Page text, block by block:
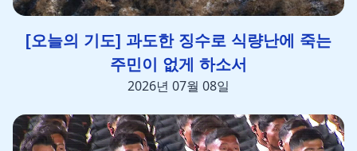
[오늘의 기도] 과도한 징수로 식량난에 죽는
주민이 없게 하소서
2026년 07월 08일